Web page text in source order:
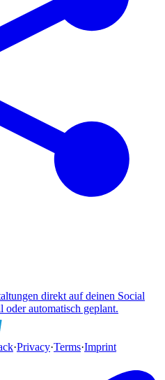
direkt auf deinen Social
oder automatisch geplant.
·Privacy·Terms·Imprint